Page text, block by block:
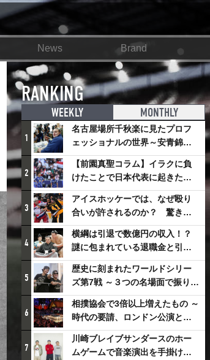
News Brand
RANKING
WEEKLY MONTHLY
1
名古屋場所千秋楽に見たプロフ
ェッショナルの世界～安青錦の
優勝を巡るさまざまなドラマ
2
【前園真聖コラム】イラクに負
けたことで日本代表に起きたプ
ラスとは
3
アイスホッケーでは、なぜ殴り
合いが許されるのか？ 驚きの
「ファイティング」ルールにつ
いて
4
横綱は引退で数億円の収入！？
謎に包まれている退職金と引退
相撲興行
5
歴史に刻まれたワールドシリー
ズ第7戦 ～３つの名場面で振り返
る～
6
相撲協会で3倍以上増えたもの ～
時代の要請、ロンドン公演と古
式大相撲
7
川崎ブレイブサンダースのホー
ムゲームで音楽演出を手掛ける